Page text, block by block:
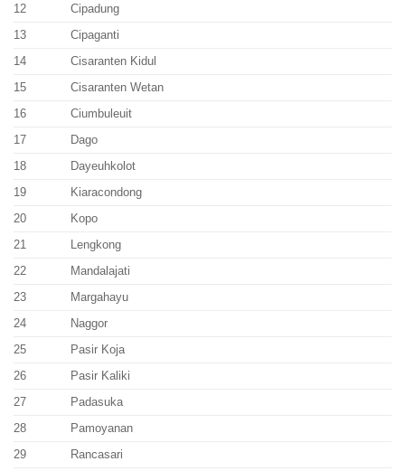
12
Cipadung
13
Cipaganti
14
Cisaranten Kidul
15
Cisaranten Wetan
16
Ciumbuleuit
17
Dago
18
Dayeuhkolot
19
Kiaracondong
20
Kopo
21
Lengkong
22
Mandalajati
23
Margahayu
24
Naggor
25
Pasir Koja
26
Pasir Kaliki
27
Padasuka
28
Pamoyanan
29
Rancasari